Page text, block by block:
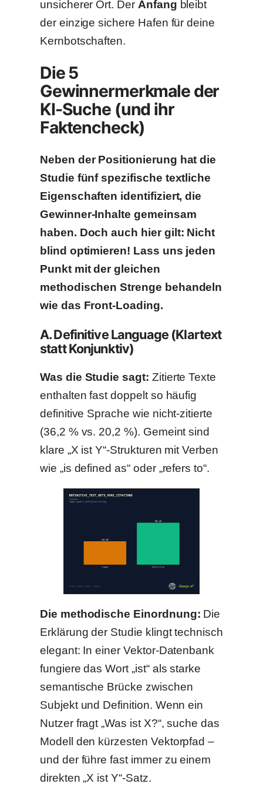
unsicherer Ort. Der Anfang bleibt
der einzige sichere Hafen für deine
Kernbotschaften.
Die 5
Gewinnermerkmale der
KI-Suche (und ihr
Faktencheck)
Neben der Positionierung hat die
Studie fünf spezifische textliche
Eigenschaften identifiziert, die
Gewinner-Inhalte gemeinsam
haben. Doch auch hier gilt: Nicht
blind optimieren! Lass uns jeden
Punkt mit der gleichen
methodischen Strenge behandeln
wie das Front-Loading.
A. Definitive Language (Klartext
statt Konjunktiv)
Was die Studie sagt: Zitierte Texte
enthalten fast doppelt so häufig
definitive Sprache wie nicht-zitierte
(36,2 % vs. 20,2 %). Gemeint sind
klare „X ist Y“-Strukturen mit Verben
wie „is defined as“ oder „refers to“.
Die methodische Einordnung: Die
Erklärung der Studie klingt technisch
elegant: In einer Vektor-Datenbank
fungiere das Wort „ist“ als starke
semantische Brücke zwischen
Subjekt und Definition. Wenn ein
Nutzer fragt „Was ist X?“, suche das
Modell den kürzesten Vektorpfad –
und der führe fast immer zu einem
direkten „X ist Y“-Satz.